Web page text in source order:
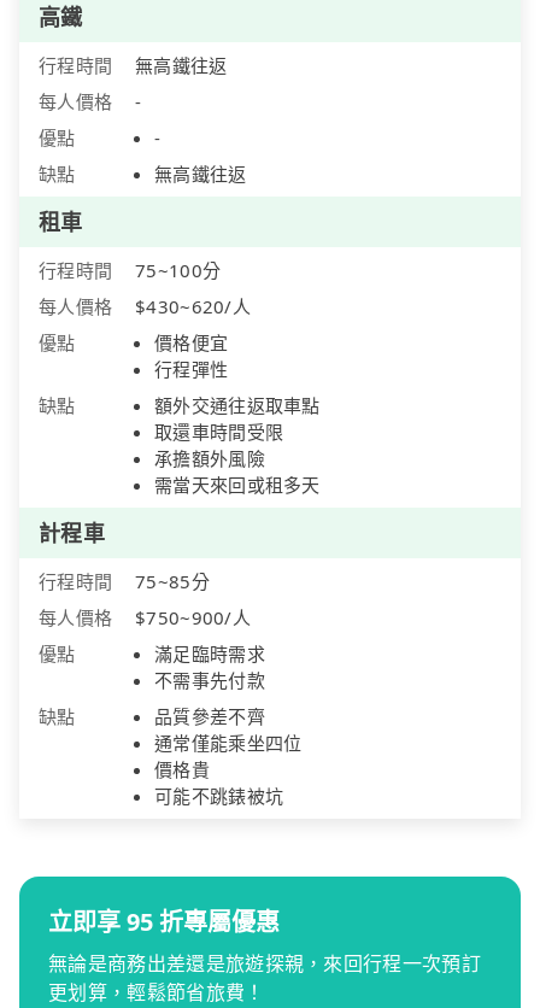
高鐵
行程時間
無高鐵往返
每人價格
-
優點
-
缺點
無高鐵往返
租車
行程時間
75~100分
每人價格
$430~620/人
優點
價格便宜
行程彈性
缺點
額外交通往返取車點
取還車時間受限
承擔額外風險
需當天來回或租多天
計程車
行程時間
75~85分
每人價格
$750~900/人
優點
滿足臨時需求
不需事先付款
缺點
品質參差不齊
通常僅能乘坐四位
價格貴
可能不跳錶被坑
立即享 95 折專屬優惠
無論是商務出差還是旅遊探親，來回行程一次預訂
更划算，輕鬆節省旅費！